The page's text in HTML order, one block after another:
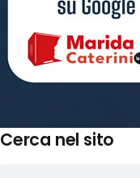
Cerca nel sito